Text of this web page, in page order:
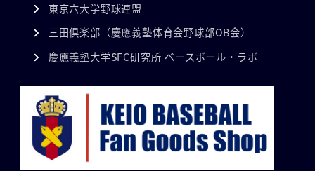
東京六大学野球連盟
三田倶楽部（慶應義塾体育会野球部OB会）
慶應義塾大学SFC研究所 ベースボール・ラボ